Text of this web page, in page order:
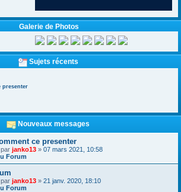
Galerie de Photos
Sujets récents
presenter
Nouveaux messages
ce presenter
janko13 » 07 mars 2021, 10:58
Forum
janko13 » 21 janv. 2020, 18:10
Forum